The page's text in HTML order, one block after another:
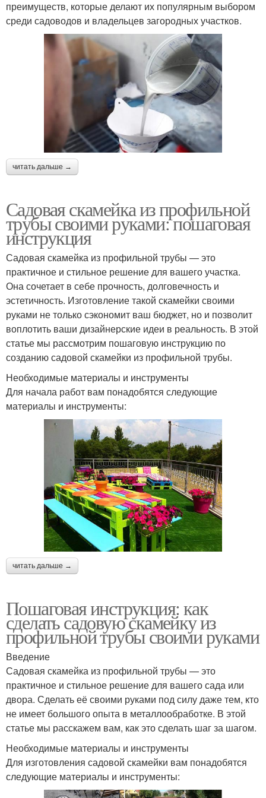
преимуществ, которые делают их популярным выбором
среди садоводов и владельцев загородных участков.
читать дальше →
Садовая скамейка из профильной
трубы своими руками: пошаговая
инструкция
Садовая скамейка из профильной трубы — это
практичное и стильное решение для вашего участка.
Она сочетает в себе прочность, долговечность и
эстетичность. Изготовление такой скамейки своими
руками не только сэкономит ваш бюджет, но и позволит
воплотить ваши дизайнерские идеи в реальность. В этой
статье мы рассмотрим пошаговую инструкцию по
созданию садовой скамейки из профильной трубы.
Необходимые материалы и инструменты
Для начала работ вам понадобятся следующие
материалы и инструменты:
читать дальше →
Пошаговая инструкция: как
сделать садовую скамейку из
профильной трубы своими руками
Введение
Садовая скамейка из профильной трубы — это
практичное и стильное решение для вашего сада или
двора. Сделать её своими руками под силу даже тем, кто
не имеет большого опыта в металлообработке. В этой
статье мы расскажем вам, как это сделать шаг за шагом.
Необходимые материалы и инструменты
Для изготовления садовой скамейки вам понадобятся
следующие материалы и инструменты: